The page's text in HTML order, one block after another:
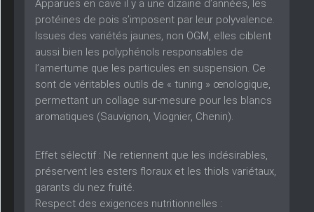
Apparues en cave il y a une dizaine d’années, les
protéines de pois s’imposent par leur polyvalence.
Issues des variétés jaunes, non OGM, elles ciblent
aussi bien les polyphénols responsables de
l’amertume que les particules en suspension. Ce
sont de véritables outils de « tuning » œnologique,
permettant un collage sur-mesure pour les blancs
aromatiques (Sauvignon, Viognier, Chenin).
Effet sélectif : Ne retiennent que les indésirables,
préservent les esters floraux et les thiols variétaux,
garants du nez fruité.
Respect des exigences nutritionnelles :